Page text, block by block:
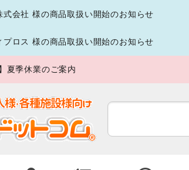
式会社 様の商品取扱い開始のお知らせ
プロス 様の商品取扱い開始のお知らせ
夏季休業のご案内